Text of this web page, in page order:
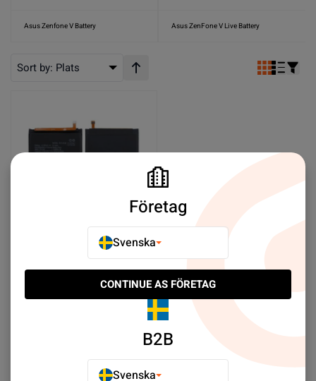
Asus Zenfone V Battery Asus ZenFone V Live Battery
Sort by: Plats Stigande ordning
Batteri till Asus ZC520TL
Företag
Svenska
CONTINUE AS FÖRETAG
B2B
Svenska